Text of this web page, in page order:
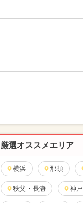
厳選オススメエリア
横浜 那須
秩父・長瀞 神戸